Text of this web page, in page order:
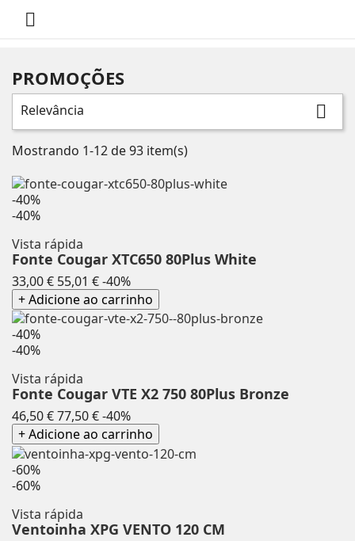

PROMOÇÕES
Relevância 
Mostrando 1-12 de 93 item(s)
-40%
-40%
Vista rápida
Fonte Cougar XTC650 80Plus White
33,00 € Preço
normal
55,01 €-40%Preço
+ Adicione ao carrinho
-40%
-40%
Vista rápida
Fonte Cougar VTE X2 750 80Plus Bronze
46,50 €Preço
normal
77,50 €-40%Preço
+ Adicione ao carrinho
-60%
-60%
Vista rápida
Ventoinha XPG VENTO 120 CM